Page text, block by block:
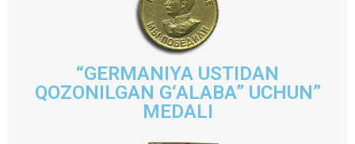
“GERMANIYA USTIDAN
QOZONILGAN G‘ALABA” UCHUN”
MEDALI